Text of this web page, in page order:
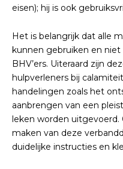
eisen); hij is ook
Het is belangrijk dat alle
kunnen gebruiken en niet
BHV’ers. Uiteraard zijn
hulpverleners bij
handelingen zoals het
aanbrengen van een
leken worden
maken van deze
duidelijke instructies en